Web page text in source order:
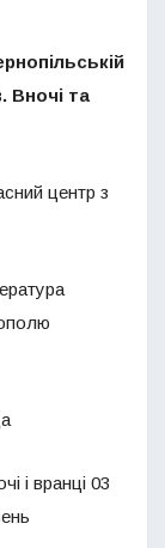
Вночі та
центр з
і вранці 03